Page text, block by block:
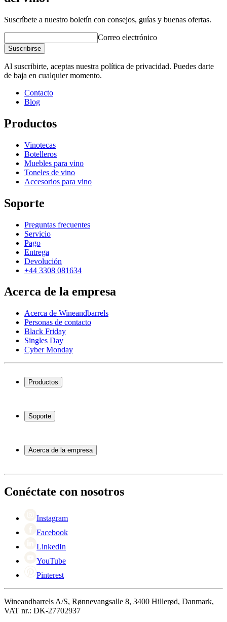
Suscríbete a nuestro boletín con consejos, guías y buenas ofertas.
Correo electrónico
Suscribirse
Al suscribirte, aceptas nuestra política de privacidad. Puedes darte
de baja en cualquier momento.
Contacto
Blog
Productos
Vinotecas
Botelleros
Muebles para vino
Toneles de vino
Accesorios para vino
Soporte
Preguntas frecuentes
Servicio
Pago
Entrega
Devolución
+44 3308 081634
Acerca de la empresa
Acerca de Wineandbarrels
Personas de contacto
Black Friday
Singles Day
Cyber Monday
Productos
Botelleros
Muebles para vino
Soporte
Servicio
Pago
Devolución
Acerca de la empresa
Black Friday
Singles Day
Conéctate con nosotros
Instagram
Facebook
LinkedIn
YouTube
Pinterest
Wineandbarrels A/S, Rønnevangsalle 8, 3400 Hillerød, Danmark,
VAT nr.: DK-27702937